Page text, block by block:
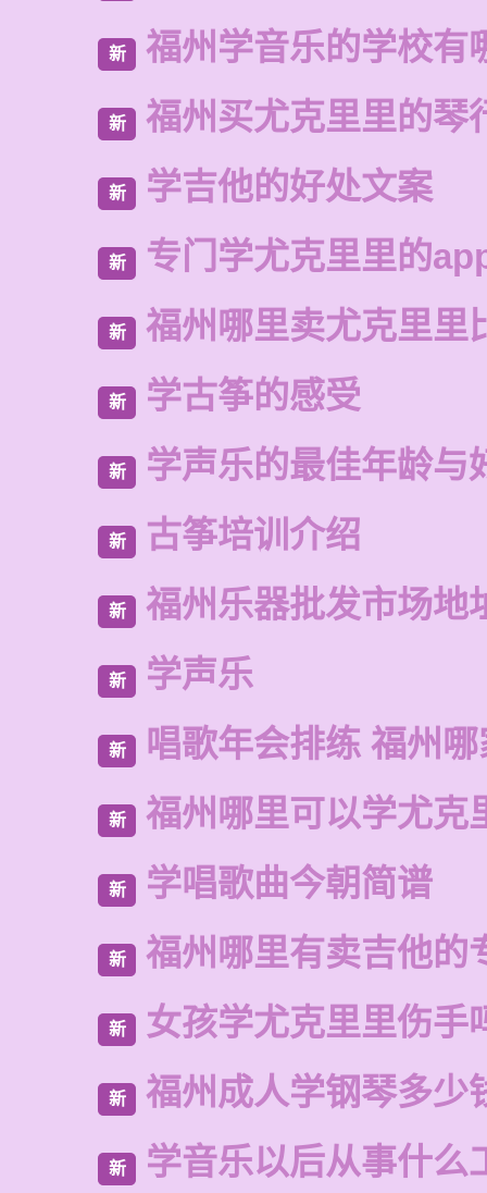
新 福州学音乐的学校有
新 福州买尤克里里的琴
新 学吉他的好处文案
新 专门学尤克里里的
新 福州哪里卖尤克里里
新 学古筝的感受
新 学声乐的最佳年龄与
新 古筝培训介绍
新 福州乐器批发市场地
新 学声乐
新 唱歌年会排练 福州
新 福州哪里可以学尤克
新 学唱歌曲今朝简谱
新 福州哪里有卖吉他的
新 女孩学尤克里里伤手
新 福州成人学钢琴多少
新 学音乐以后从事什么